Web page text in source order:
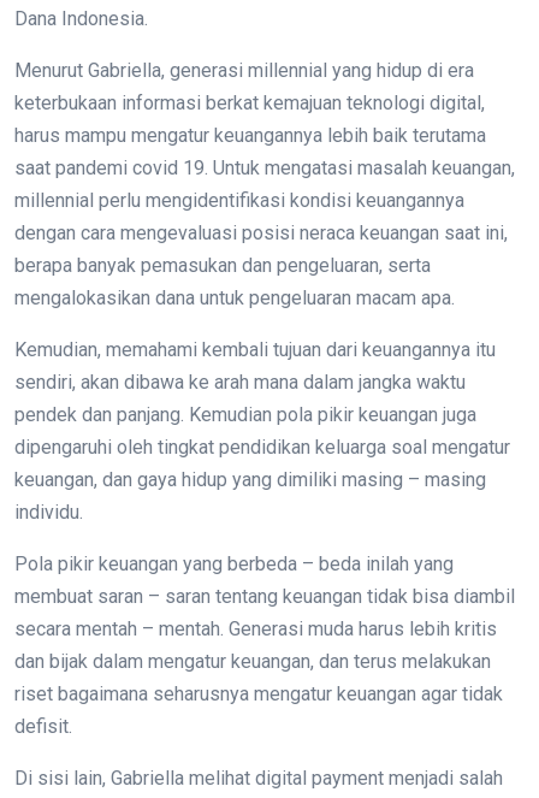
Dana Indonesia.
Menurut Gabriella, generasi millennial yang hidup di era
keterbukaan informasi berkat kemajuan teknologi digital,
harus mampu mengatur keuangannya lebih baik terutama
saat pandemi covid 19. Untuk mengatasi masalah keuangan,
millennial perlu mengidentifikasi kondisi keuangannya
dengan cara mengevaluasi posisi neraca keuangan saat ini,
berapa banyak pemasukan dan pengeluaran, serta
mengalokasikan dana untuk pengeluaran macam apa.
Kemudian, memahami kembali tujuan dari keuangannya itu
sendiri, akan dibawa ke arah mana dalam jangka waktu
pendek dan panjang. Kemudian pola pikir keuangan juga
dipengaruhi oleh tingkat pendidikan keluarga soal mengatur
keuangan, dan gaya hidup yang dimiliki masing – masing
individu.
Pola pikir keuangan yang berbeda – beda inilah yang
membuat saran – saran tentang keuangan tidak bisa diambil
secara mentah – mentah. Generasi muda harus lebih kritis
dan bijak dalam mengatur keuangan, dan terus melakukan
riset bagaimana seharusnya mengatur keuangan agar tidak
defisit.
Di sisi lain, Gabriella melihat digital payment menjadi salah